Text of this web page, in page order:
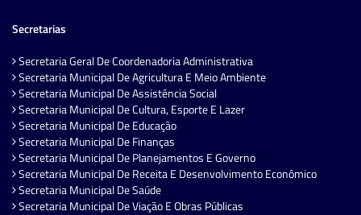
Secretarias
Secretaria Geral De Coordenadoria Administrativa
Secretaria Municipal De Agricultura E Meio Ambiente
Secretaria Municipal De Assistência Social
Secretaria Municipal De Cultura, Esporte E Lazer
Secretaria Municipal De Educação
Secretaria Municipal De Finanças
Secretaria Municipal De Planejamentos E Governo
Secretaria Municipal De Receita E Desenvolvimento Econômico
Secretaria Municipal De Saúde
Secretaria Municipal De Viação E Obras Públicas